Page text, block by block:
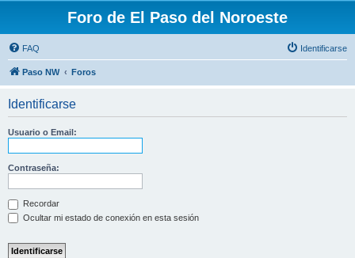
Foro de El Paso del Noroeste
FAQ Identificarse
Paso NW Foros
Identificarse
Usuario o Email:
Contraseña:
Recordar
Ocultar mi estado de conexión en esta sesión